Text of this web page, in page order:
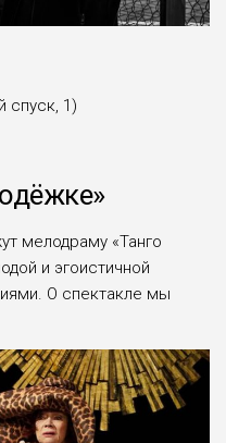
спуск, 1)
мелодраму «Танго
и эгоистичной
О спектакле мы